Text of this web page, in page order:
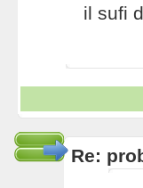
il sufi
Re: